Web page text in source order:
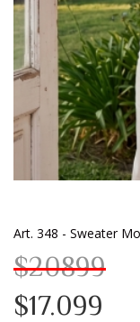
Art. 348 - Sweater
$20899
$17.099